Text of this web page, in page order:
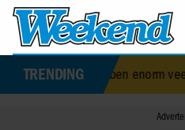
TRENDING
titels: ‘We hebben enorm veel